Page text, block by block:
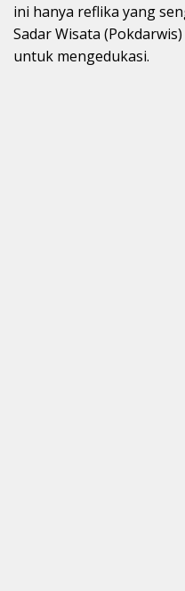
ini hanya reflika yang
Sadar Wisata
untuk mengedukasi.